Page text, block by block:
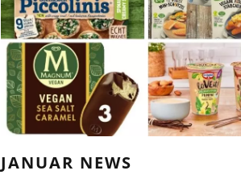
JANUAR NEWS